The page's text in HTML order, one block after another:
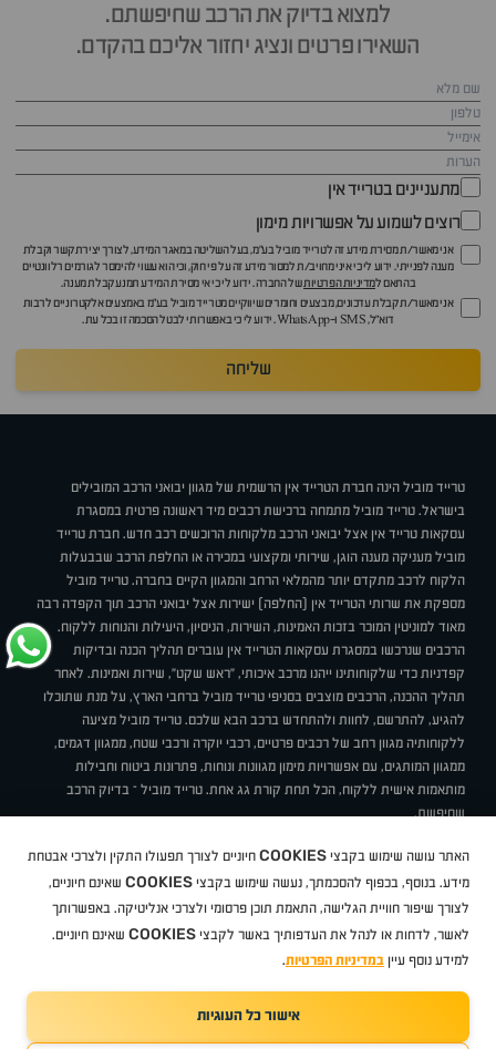
למצוא בדיוק את הרכב שחיפשתם.
השאירו פרטים ונציג יחזור אליכם בהקדם.
מתעניינים בטרייד אין
רוצים לשמוע על אפשרויות מימון
אני מאשר/ת מסירת מידע זה לטרייד מוביל בע"מ, בעל השליטה במאגר המידע, לצורך יצירת קשר וקבלת
מענה לפנייתי. ידוע לי כי איני מחויב/ת למסור מידע זה על פי חוק, וכי הוא עשוי להימסר לגורמים רלוונטיים
בהתאם למדיניות הפרטיותשל החברה. ידוע לי כי אי מסירת המידע תמנע קבלת מענה.
אני מאשר/ת קבלת עדכונים, מבצעים וחומרים שיווקיים מטרייד מוביל בע"מ באמצעים אלקטרוניים לרבות
דוא״ל, SMS ו-WhatsApp. ידוע לי כי באפשרותי לבטל הסכמה זו בכל עת.
שליחה
טרייד מוביל הינה חברת הטרייד אין הרשמית של מגוון יבואני הרכב המובילים
בישראל. טרייד מוביל מתמחה ברכישת רכבים מיד ראשונה פרטית במסגרת
עסקאות טרייד אין אצל יבואני הרכב מלקוחות הרוכשים רכב חדש. חברת טרייד
מוביל מעניקה מענה הוגן, שירותי ומקצועי במכירה או החלפת הרכב שבבעלות
הלקוח לרכב מתקדם יותר מהמלאי הרחב והמגוון הקיים בחברה. טרייד מוביל
מספקת את שרותי הטרייד אין (החלפה) ישירות אצל יבואני הרכב תוך הקפדה רבה
מאוד למוניטין המוכר בזכות האמינות, השירות, הניסיון, היעילות והנוחות ללקוח.
הרכבים שנרכשו במסגרת עסקאות הטרייד אין עוברים תהליך הכנה ובדיקות
קפדניות כדי שלקוחותינו ייהנו מרכב איכותי, "ראש שקט", שירות ואמינות. לאחר
תהליך ההכנה, הרכבים מוצבים בסניפי טרייד מוביל ברחבי הארץ, על מנת שתוכלו
להגיע, להתרשם, לחוות ולהתחדש ברכב הבא שלכם. טרייד מוביל מציעה
ללקוחותיה מגוון רחב של רכבים פרטיים, רכבי יוקרה ורכבי שטח, ממגוון דגמים,
ממגוון המותגים, עם אפשרויות מימון מגוונות ונוחות, פתרונות ביטוח וחבילות
מותאמות אישית ללקוח, הכל תחת קורת גג אחת. טרייד מוביל – בדיוק הרכב
שחיפשת.
תקנוןBUY BACKמבצעיםמגזין טרייד מובילאיך זה עובד? דרושים
ניהול העדפות עוגיות
סיטרואן אופלפיג'וMG
Geelyמזדהבי ווי דיצ'רי טסלהניסאןטויוטהדאצ'יהפולקסווגןטסלה
ב מ וולקסוסאאודיסקודהיונדאירנושברולט
TradeMobile instagram
TradeMobile facebook
האתר עושה שימוש בקבצי COOKIES חיוניים לצורך תפעולו התקין ולצרכי אבטחת
מידע. בנוסף, בכפוף להסכמתך, נעשה שימוש בקבצי COOKIES שאינם חיוניים,
לצורך שיפור חוויית הגלישה, התאמת תוכן פרסומי ולצרכי אנליטיקה. באפשרותך
לאשר, לדחות או לנהל את העדפותיך באשר לקבצי COOKIES שאינם חיוניים.
למידע נוסף עיין במדיניות הפרטיות.
אישור כל העוגיות